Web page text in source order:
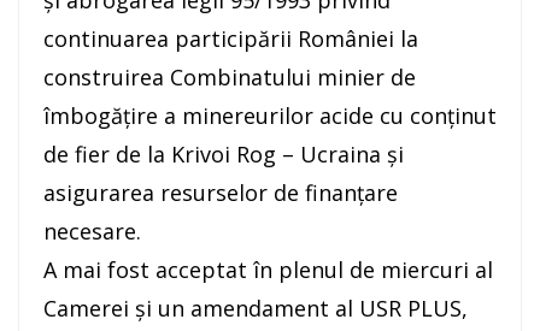
continuarea participării României la
construirea Combinatului minier de
îmbogăţire a minereurilor acide cu conţinut
de fier de la Krivoi Rog – Ucraina şi
asigurarea resurselor de finanţare
necesare.
A mai fost acceptat în plenul de miercuri al
Camerei şi un amendament al USR PLUS,